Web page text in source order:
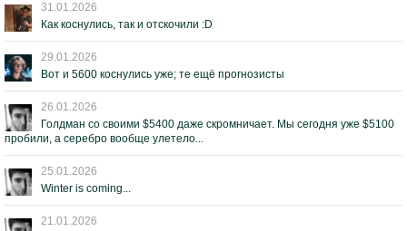
31.01.2026
Как коснулись, так и отскочили :D
29.01.2026
Вот и 5600 коснулись уже; те ещё прогнозисты
26.01.2026
Голдман со своими $5400 даже скромничает. Мы сегодня уже $5100
пробили, а серебро вообще улетело...
25.01.2026
Winter is coming...
21.01.2026